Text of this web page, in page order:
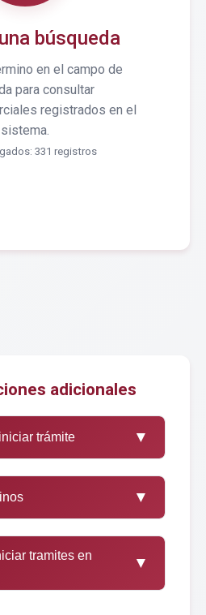
búsqueda
en el campo de
para consultar
registrados en el
sistema.
331 registros
adicionales
trámite ▼
▼
tramites en
▼